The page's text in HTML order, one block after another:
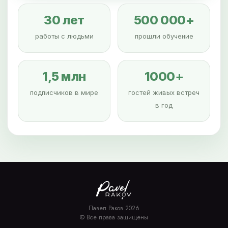
30 лет
работы с людьми
500 000+
прошли обучение
1,5 млн
подписчиков в мире
1000+
гостей живых встреч
в год
Павел Раков 2026
© Все права защищены